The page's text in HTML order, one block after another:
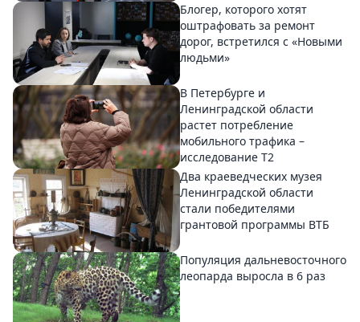
Блогер, которого хотят
оштрафовать за ремонт
дорог, встретился с «Новыми
людьми»
В Петербурге и
Ленинградской области
растет потребление
мобильного трафика –
исследование T2
Два краеведческих музея
Ленинградской области
стали победителями
грантовой программы ВТБ
Популяция дальневосточного
леопарда выросла в 6 раз